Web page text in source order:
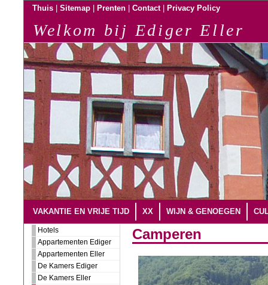
Thuis Sitemap Prenten Contact Privacy Policy
Welkom bij Ediger Eller
VAKANTIE EN VRIJE TIJD XX WIJN & GENOEGEN
Hotels
Appartementen Ediger
Appartementen Eller
De Kamers Ediger
De Kamers Eller
Camperen